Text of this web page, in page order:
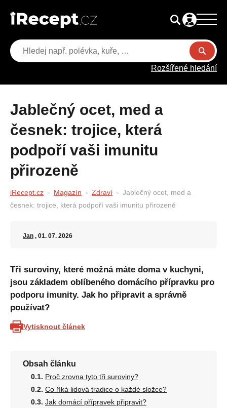
Rozšířené hledání
Jablečný ocet, med a
česnek: trojice, která
podpoří vaši imunitu
přirozeně
iRecept.cz Magazín Zdraví
Jablečný ocet, med a
česnek: trojice, která podpoří vaši imunitu přirozeně
Jan , 01. 07. 2026
Tři suroviny, které možná máte doma v kuchyni,
jsou základem oblíbeného domácího přípravku pro
podporu imunity. Jak ho připravit a správně
používat?
Vytisknout článek
Obsah článku
Proč zrovna tyto tři suroviny?
Co říká lidová tradice o každé složce?
Jak domácí přípravek připravit?